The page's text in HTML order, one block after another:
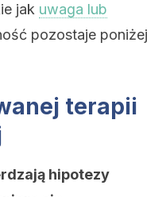
jak uwaga lub
pozostaje poniżej
terapii
hipotezy